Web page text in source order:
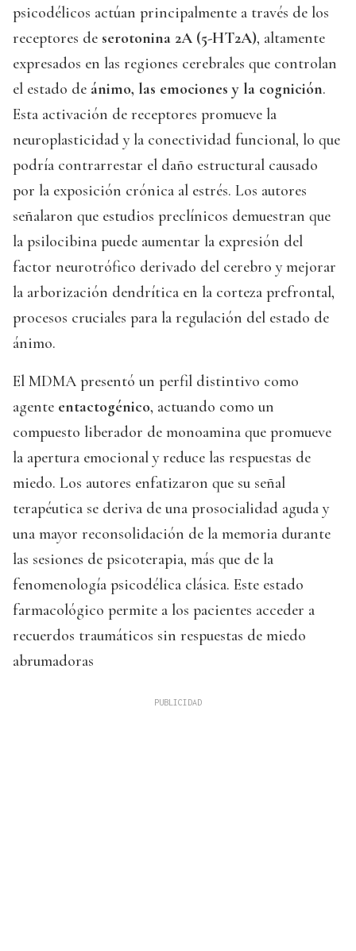
psicodélicos actúan principalmente a través de los
receptores de serotonina 2A (5-HT2A), altamente
expresados en las regiones cerebrales que controlan
el estado de ánimo, las emociones y la cognición.
Esta activación de receptores promueve la
neuroplasticidad y la conectividad funcional, lo que
podría contrarrestar el daño estructural causado
por la exposición crónica al estrés. Los autores
señalaron que estudios preclínicos demuestran que
la psilocibina puede aumentar la expresión del
factor neurotrófico derivado del cerebro y mejorar
la arborización dendrítica en la corteza prefrontal,
procesos cruciales para la regulación del estado de
ánimo.
El MDMA presentó un perfil distintivo como
agente entactogénico, actuando como un
compuesto liberador de monoamina que promueve
la apertura emocional y reduce las respuestas de
miedo. Los autores enfatizaron que su señal
terapéutica se deriva de una prosocialidad aguda y
una mayor reconsolidación de la memoria durante
las sesiones de psicoterapia, más que de la
fenomenología psicodélica clásica. Este estado
farmacológico permite a los pacientes acceder a
recuerdos traumáticos sin respuestas de miedo
abrumadoras